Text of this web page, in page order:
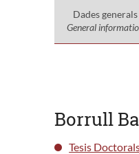
Dades generals
General
Borrull
Tesis